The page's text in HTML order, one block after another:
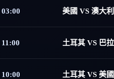
03:00 美國 VS 澳大
11:00 土耳其 VS 巴
10:00 土耳其 VS 美國